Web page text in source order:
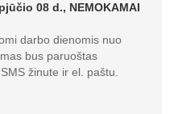
08 d., NEMOKAMAI
darbo dienomis nuo
bus paruoštas
žinute ir el. paštu.